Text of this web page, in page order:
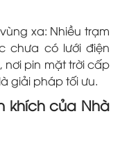
xa: Nhiều trạm
chưa có lưới điện
nơi pin mặt trời cấp
giải pháp tối ưu.
khích của Nhà